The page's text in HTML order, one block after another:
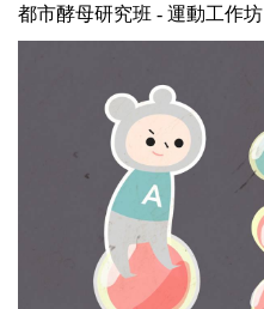
都市酵母研究班 - 運動工作坊